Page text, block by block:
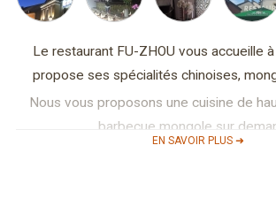
EN SAVOIR PLUS ➜
Le restaurant FU-ZHOU vous accueille
propose ses spécialités chinoises,
Nous vous proposons une cuisine de
barbecue mongole sur